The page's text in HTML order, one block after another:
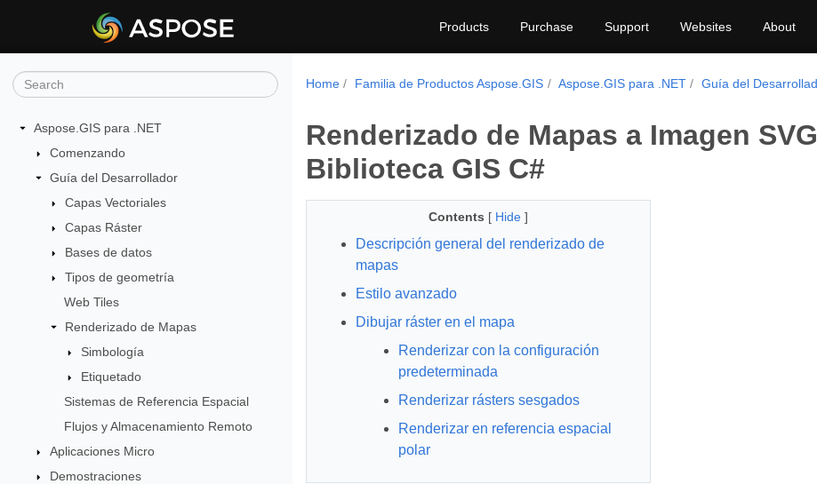
Products Purchase Support Websites About
Aspose.GIS para .NET
Comenzando
Guía del Desarrollador
Capas Vectoriales
Capas Ráster
Bases de datos
Tipos de geometría
Web Tiles
Renderizado de Mapas
Simbología
Etiquetado
Sistemas de Referencia Espacial
Flujos y Almacenamiento Remoto
Aplicaciones Micro
Demostraciones
Home Familia de Productos Aspose.GIS Aspose.GIS para .NET Guía del
Renderizado de Mapas a Imagen
Biblioteca GIS C#
Contents [ Hide ]
Descripción general del renderizado de
mapas
Estilo avanzado
Dibujar ráster en el mapa
Renderizar con la configuración
predeterminada
Renderizar rásters sesgados
Renderizar en referencia espacial
polar